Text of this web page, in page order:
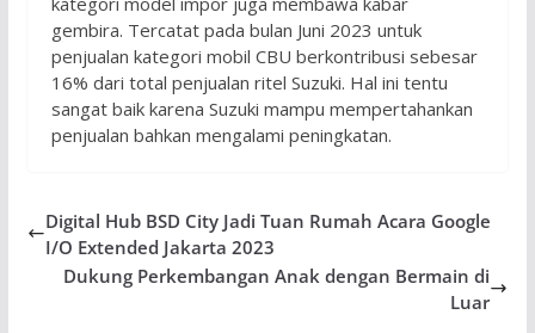
gembira. Tercatat pada bulan Juni 2023 untuk
penjualan kategori mobil CBU berkontribusi sebesar
16% dari total penjualan ritel Suzuki. Hal ini tentu
sangat baik karena Suzuki mampu mempertahankan
penjualan bahkan mengalami peningkatan.
Digital Hub BSD City Jadi Tuan Rumah Acara Google
I/O Extended Jakarta 2023
Dukung Perkembangan Anak dengan Bermain di
Luar